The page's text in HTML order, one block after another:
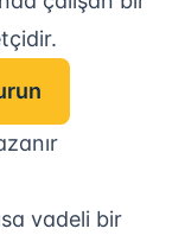
vadeli bir